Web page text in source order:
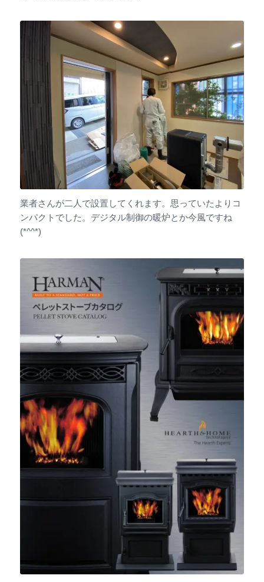
業者さんが二人で設置してくれます。思っていたよりコ
ンパクトでした。デジタル制御の暖炉とか今風ですね
(*^^*)